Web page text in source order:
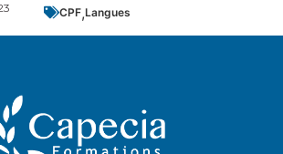
CPF,Langues